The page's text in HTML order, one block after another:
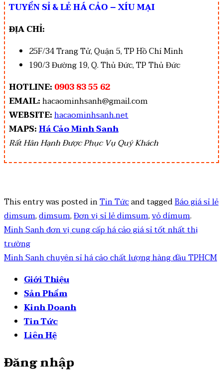
TUYỂN SỈ & LẺ HÁ CẢO – XÍU MẠI
ĐỊA CHỈ:
25F/34 Trang Tử, Quận 5, TP Hồ Chí Minh
190/3 Đường 19, Q. Thủ Đức, TP Thủ Đức
HOTLINE: 0903 83 55 62
EMAIL:hacaominhsanh@gmail.com
WEBSITE:hacaominhsanh.net
MAPS:Há Cảo Minh Sanh
Rất Hân Hạnh Được Phục Vụ Quý Khách
This entry was posted inTin Tứcand taggedBáo giá sỉ lẻ
dimsum,dimsum,Đơn vị sỉ lẻ dimsum,vỏ dímum.
Minh Sanh đơn vị cung cấp há cảo giá sỉ tốt nhất thị
trường
Minh Sanh chuyên sỉ há cảo chất lượng hàng đầu TPHCM
Giới Thiệu
Sản Phẩm
Kinh Doanh
Tin Tức
Liên Hệ
Đăng nhập